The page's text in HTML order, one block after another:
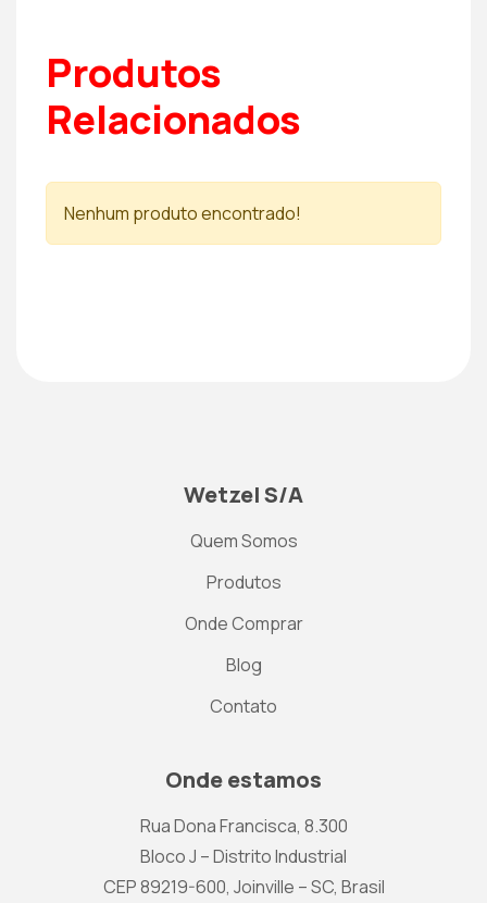
Produtos
Relacionados
Nenhum produto encontrado!
Wetzel S/A
Quem Somos
Produtos
Onde Comprar
Blog
Contato
Onde estamos
Rua Dona Francisca, 8.300
Bloco J – Distrito Industrial
CEP 89219-600, Joinville – SC, Brasil